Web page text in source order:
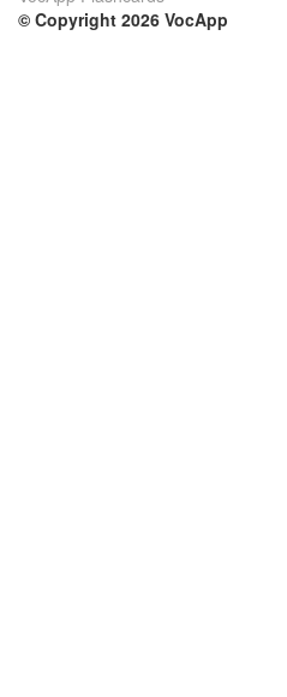
© Copyright 2026 VocApp